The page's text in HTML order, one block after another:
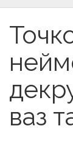
ваз